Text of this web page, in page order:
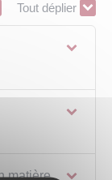
Tout déplier
matière